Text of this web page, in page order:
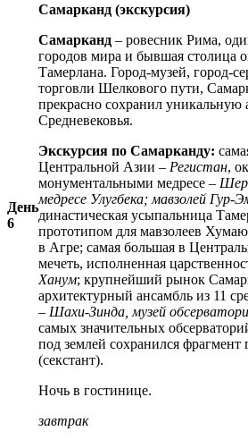
День
6
Самарканд (экскурсия)
Самарканд – ровесник Рима,
городов мира и бывшая столица
Тамерлана. Город-музей, город-
торговли Шелкового пути,
прекрасно сохранил уникальную
Средневековья.
Экскурсия по Самарканду:
Центральной Азии – Регистан,
монументальными медресе –
медресе Улугбека; мавзолей Гур-
династическая усыпальница
прототипом для мавзолеев
в Агре; самая большая в
мечеть, исполненная
Ханум; крупнейший рынок
архитектурный ансамбль из 11
– Шахи-Зинда, музей
самых значительных
под землей сохранился фрагмент
(секстант).
Ночь в гостинице.
завтрак